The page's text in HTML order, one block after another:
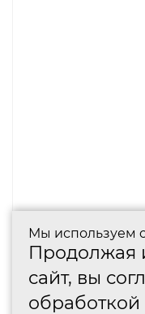
Мы используем
Продолжая
сайт, вы